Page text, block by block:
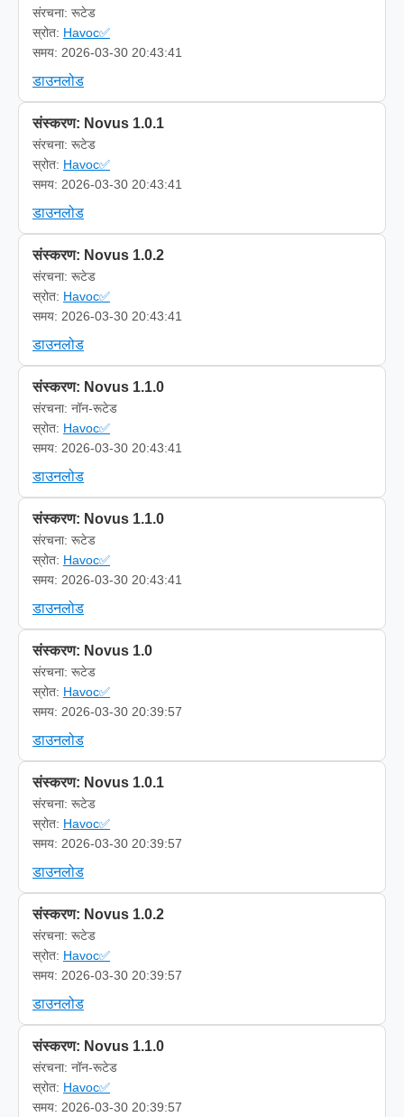
संरचना: रूटेड
स्रोत: Havoc✅
समय: 2026-03-30 20:43:41
डाउनलोड
संस्करण: Novus 1.0.1
संरचना: रूटेड
स्रोत: Havoc✅
समय: 2026-03-30 20:43:41
डाउनलोड
संस्करण: Novus 1.0.2
संरचना: रूटेड
स्रोत: Havoc✅
समय: 2026-03-30 20:43:41
डाउनलोड
संस्करण: Novus 1.1.0
संरचना: नॉन-रूटेड
स्रोत: Havoc✅
समय: 2026-03-30 20:43:41
डाउनलोड
संस्करण: Novus 1.1.0
संरचना: रूटेड
स्रोत: Havoc✅
समय: 2026-03-30 20:43:41
डाउनलोड
संस्करण: Novus 1.0
संरचना: रूटेड
स्रोत: Havoc✅
समय: 2026-03-30 20:39:57
डाउनलोड
संस्करण: Novus 1.0.1
संरचना: रूटेड
स्रोत: Havoc✅
समय: 2026-03-30 20:39:57
डाउनलोड
संस्करण: Novus 1.0.2
संरचना: रूटेड
स्रोत: Havoc✅
समय: 2026-03-30 20:39:57
डाउनलोड
संस्करण: Novus 1.1.0
संरचना: नॉन-रूटेड
स्रोत: Havoc✅
समय: 2026-03-30 20:39:57